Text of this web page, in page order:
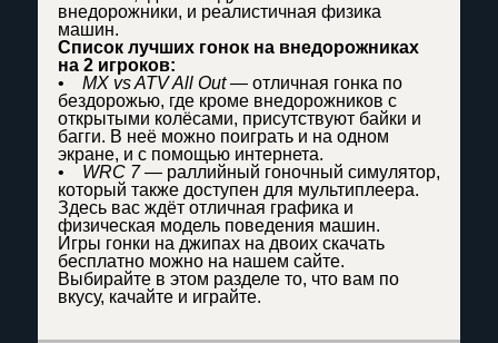
внедорожники, и реалистичная физика
машин.
Список лучших гонок на внедорожниках
на 2 игроков:
• MX vs ATV All Out— отличная гонка по
бездорожью, где кроме внедорожников с
открытыми колёсами, присутствуют байки и
багги. В неё можно поиграть и на одном
экране, и с помощью интернета.
• WRC 7— раллийный гоночный симулятор,
который также доступен для мультиплеера.
Здесь вас ждёт отличная графика и
физическая модель поведения машин.
Игры гонки на джипах на двоих скачать
бесплатно можно на нашем сайте.
Выбирайте в этом разделе то, что вам по
вкусу, качайте и играйте.